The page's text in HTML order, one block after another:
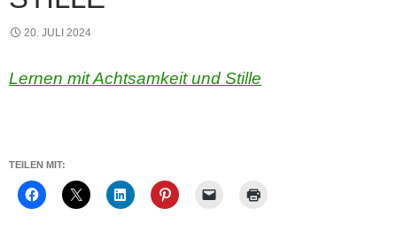
20. JULI 2024
Lernen mit Achtsamkeit und Stille
TEILEN MIT: